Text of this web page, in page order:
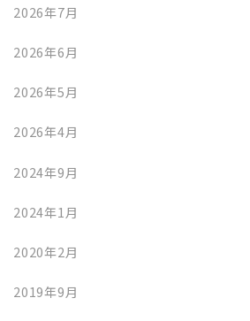
2026年7月
2026年6月
2026年5月
2026年4月
2024年9月
2024年1月
2020年2月
2019年9月